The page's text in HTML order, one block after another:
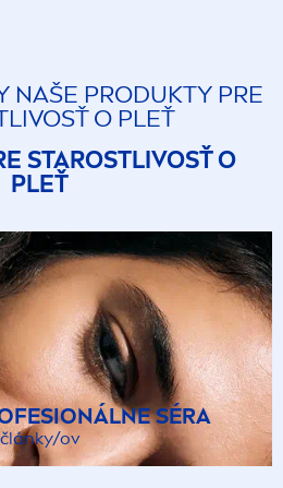
NAŠE PRODUKTY PRE
O PLEŤ
STAROSTLIVOSŤ O
PLEŤ
SÉRA
ov